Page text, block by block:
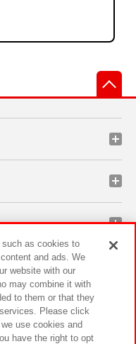
サイトポリシー
such as cookies to
and ads. We
website with our
may combine it with
to them or that they
Please click
use cookies and
have the right to opt